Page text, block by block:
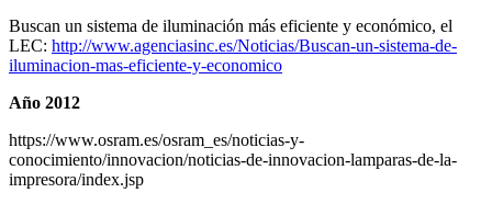
Buscan un sistema de iluminación más eficiente y económico, el
LEC: http://www.agenciasinc.es/Noticias/Buscan-un-sistema-de-
iluminacion-mas-eficiente-y-economico
Año 2012
https://www.osram.es/osram_es/noticias-y-
conocimiento/innovacion/noticias-de-innovacion-lamparas-de-la-
impresora/index.jsp